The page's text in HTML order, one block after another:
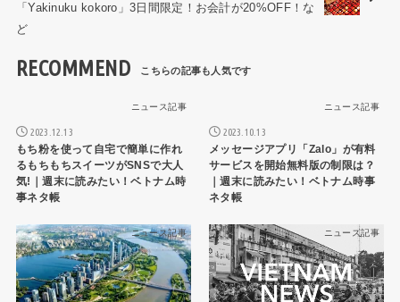
「Yakinuku kokoro」3日間限定！お会計が20%OFF！な
ど
RECOMMEND
ニュース記事
2023.12.13
もち粉を使って自宅で簡単に作れ
るもちもちスイーツがSNSで大人
気!｜週末に読みたい！ベトナム時
事ネタ帳
ニュース記事
2023.10.13
メッセージアプリ「Zalo」が有料
サービスを開始無料版の制限は？
｜週末に読みたい！ベトナム時事
ネタ帳
ニュース記事 ニュース記事